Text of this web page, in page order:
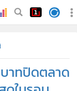
าทปิดตลาด